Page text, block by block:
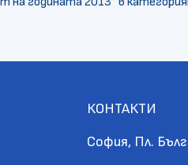
КОНТАКТИ
София, Пл.